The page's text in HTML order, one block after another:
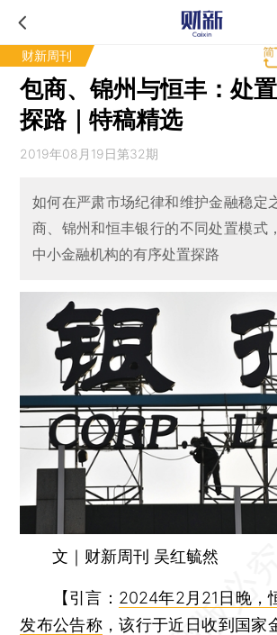
财新周刊
包商、锦州与恒丰：处
探路｜特稿精选
2019年08月19日第32期
如何在严肃市场纪律和维护金融稳定
商、锦州和恒丰银行的不同处置模式
中小金融机构的有序处置探路
文｜财新周刊 吴红毓然
【引言： 2024年2月21日晚，
发布公告称 ，该行于近日收到国家